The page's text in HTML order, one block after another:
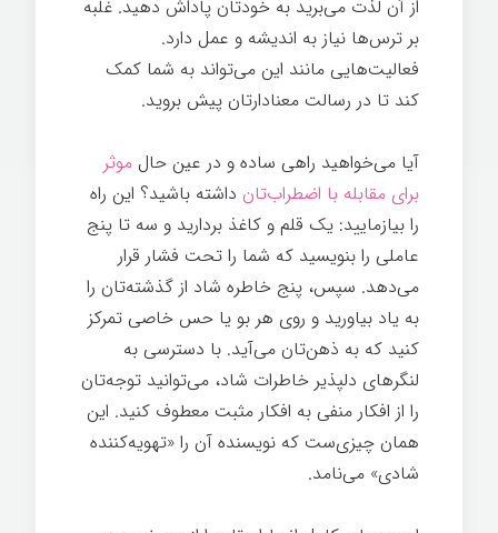
از آن لذت می‌برید به خودتان پاداش دهید. غلبه
بر ترس‌ها نیاز به اندیشه و عمل دارد.
فعالیت‌هایی مانند این می‌تواند به شما کمک
کند تا در رسالت معنادارتان پیش بروید.
آیا می‌خواهید راهی ساده و در عین حال موثر
برای مقابله با اضطراب‌تان داشته باشید؟ این راه
را بیازمایید: یک قلم و کاغذ بردارید و سه تا پنج
عاملی را بنویسید که شما را تحت فشار قرار
می‌دهد. سپس، پنج خاطره شاد از گذشته‌تان را
به یاد بیاورید و روی هر بو یا حس خاصی تمرکز
کنید که به ذهن‌تان می‌آید. با دسترسی به
لنگرهای دلپذیر خاطرات شاد، می‌توانید توجه‌تان
را از افکار منفی به افکار مثبت معطوف کنید. این
همان چیزی‌ست که نویسنده آن را «تهویه‌کننده
شادی» می‌نامد.